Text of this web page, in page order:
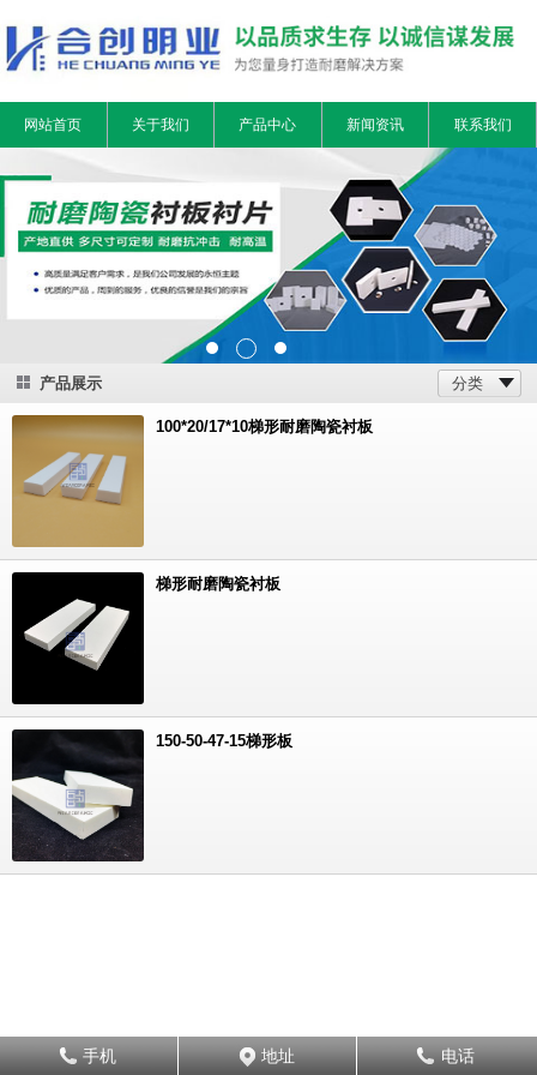
网站首页 关于我们 产品中心 新闻资讯 联系我们
产品展示 分类
100*20/17*10梯形耐磨陶瓷衬板
梯形耐磨陶瓷衬板
150-50-47-15梯形板
手机 地址 电话